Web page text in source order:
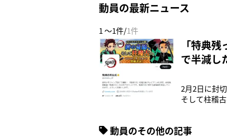
動員の最新ニュース
1 ～1件/1件
「特典
で半減し
2月2日に封
そして柱稽
していたが
と昨日鬼滅
動員のその他の記事